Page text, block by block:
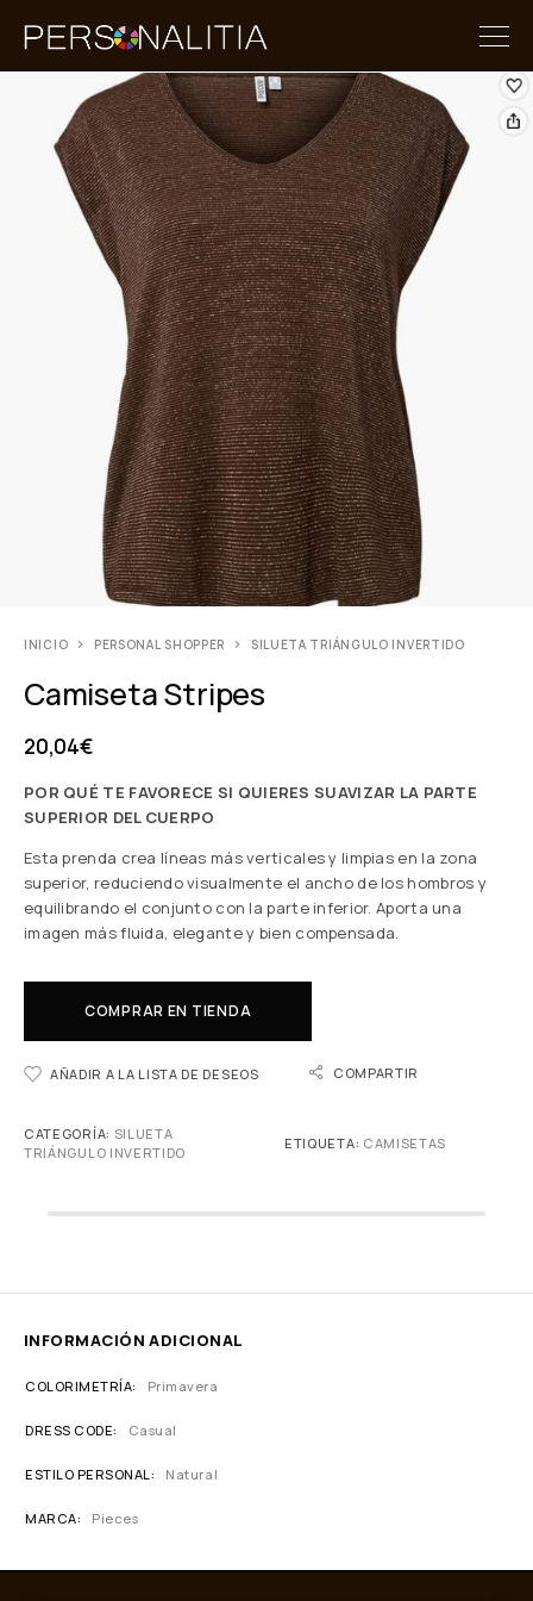
INICIO PERSONAL SHOPPER SILUETA TRIÁNGULO INVERTIDO
Camiseta Stripes
20,04€
POR QUÉ TE FAVORECE SI QUIERES SUAVIZAR LA PARTE
SUPERIOR DEL CUERPO
Esta prenda crea líneas más verticales y limpias en la zona
superior, reduciendo visualmente el ancho de los hombros y
equilibrando el conjunto con la parte inferior. Aporta una
imagen más fluida, elegante y bien compensada.
COMPRAR EN TIENDA
AÑADIR A LA LISTA DE DESEOS COMPARTIR
CATEGORÍA: SILUETA
TRIÁNGULO INVERTIDO
ETIQUETA: CAMISETAS
INFORMACIÓN ADICIONAL
COLORIMETRÍA Primavera
DRESS CODE Casual
ESTILO PERSONAL Natural
MARCA Pieces